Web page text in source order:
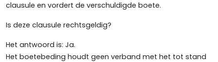
clausule en vordert de verschuldigde boete.
Is deze clausule rechtsgeldig?
Het antwoord is: Ja.
Het boetebeding houdt geen verband met het tot stand